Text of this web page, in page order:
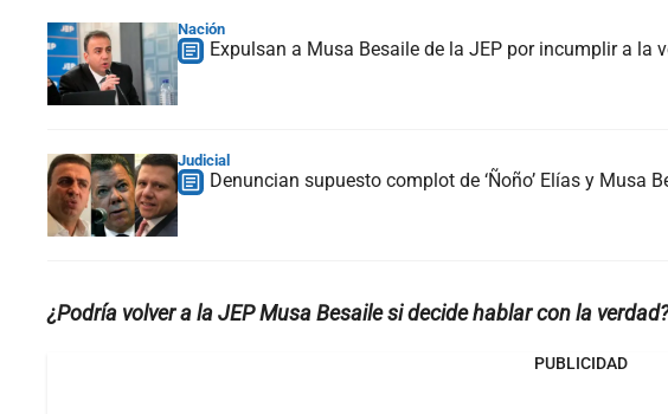
Nación
Expulsan a Musa Besaile de la JEP por incumplir a la
Judicial
Denuncian supuesto complot de ‘Ñoño’ Elías y Musa
¿Podría volver a la JEP Musa Besaile si decide hablar con la verdad?
PUBLICIDAD